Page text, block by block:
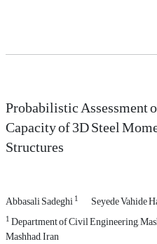
Probabilistic Assessment
Capacity of 3D Steel
Structures
Abbasali Sadeghi1 Seyede Vahide
1Department of Civil Engineering,
Mashhad, Iran